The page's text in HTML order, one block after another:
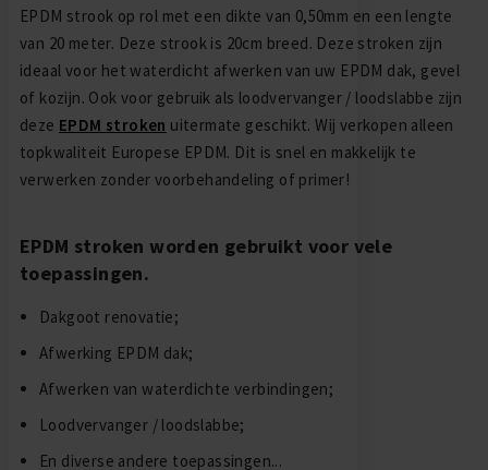
EPDM strook op rol met een dikte van 0,50mm en een lengte
van 20 meter. Deze strook is 20cm breed. Deze stroken zijn
ideaal voor het waterdicht afwerken van uw EPDM dak, gevel
of kozijn. Ook voor gebruik als loodvervanger / loodslabbe zijn
deze EPDM stroken uitermate geschikt. Wij verkopen alleen
topkwaliteit Europese EPDM. Dit is snel en makkelijk te
verwerken zonder voorbehandeling of primer!
EPDM stroken worden gebruikt voor vele
toepassingen.
Dakgoot renovatie;
Afwerking EPDM dak;
Afwerken van waterdichte verbindingen;
Loodvervanger / loodslabbe;
En diverse andere toepassingen...